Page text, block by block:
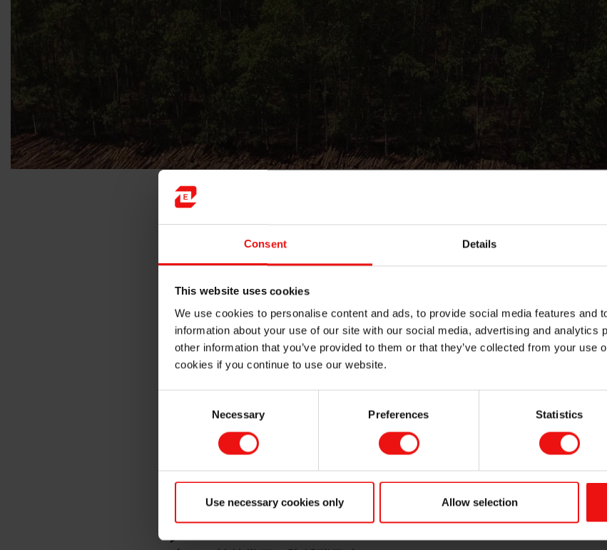
Consent Details
This website uses cookies
We use cookies to personalise content and ads, to provide social media features and
information about your use of our site with our social media, advertising and analytics
other information that you’ve provided to them or that they’ve collected from your use
cookies if you continue to use our website.
Necessary Preferences Statistics
Use necessary cookies only Allow selection
点击此处下载 2018年可持续发展报告完整版。
埃肯简介和可持续发展报告
能源和环境
具有吸引力的雇主